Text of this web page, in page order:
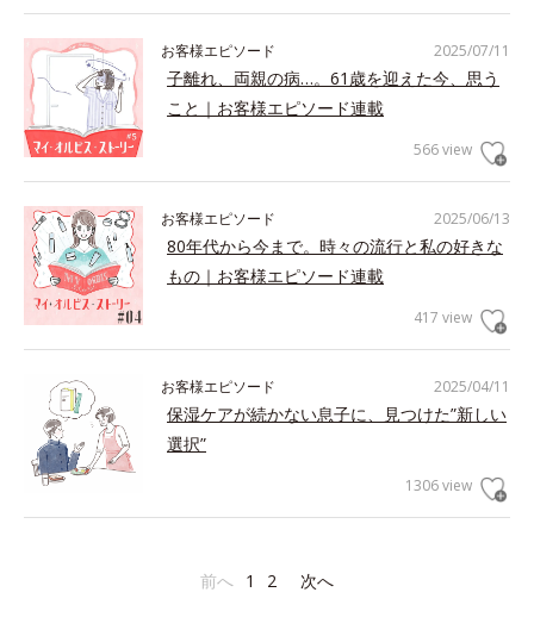
2025/07/11
お客様エピソード
子離れ、両親の病…。61歳を迎えた今、思う
こと｜お客様エピソード連載
566 view
2025/06/13
お客様エピソード
80年代から今まで。時々の流行と私の好きな
もの｜お客様エピソード連載
417 view
2025/04/11
お客様エピソード
保湿ケアが続かない息子に、見つけた”新しい
選択”
1306 view
前へ 1 2 次へ